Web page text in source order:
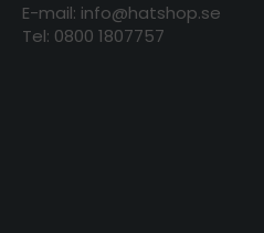
E-mail: info@hatshop.se
Tel: 0800 1807757